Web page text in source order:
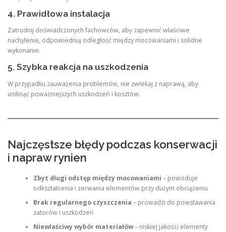
4. Prawidłowa instalacja
Zatrudnij doświadczonych fachowców, aby zapewnić właściwe
nachylenie, odpowiednią odległość między mocowaniami i solidne
wykonanie.
5. Szybka reakcja na uszkodzenia
W przypadku zauważenia problemów, nie zwlekaj z naprawą, aby
uniknąć poważniejszych uszkodzeń i kosztów.
Najczęstsze błędy podczas konserwacji
i napraw rynien
Zbyt długi odstęp między mocowaniami – powoduje
odkształcenia i zerwania elementów przy dużym obciążeniu
Brak regularnego czyszczenia – prowadzi do powstawania
zatorów i uszkodzeń
Niewłaściwy wybór materiałów– niskiej jakości elementy